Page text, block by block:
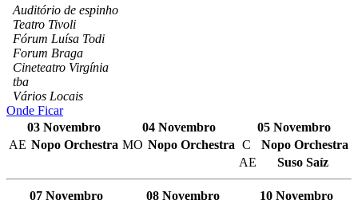
Auditório de espinho
Teatro Tivoli
Fórum Luísa Todi
Forum Braga
Cineteatro Virgínia
tba
Vários Locais
Onde Ficar
03 Novembro
04 Novembro
05 Novembro
AE Nopo Orchestra MO Nopo Orchestra C
Nopo Orchestra
AE
Suso Saíz
07 Novembro 08 Novembro
10 Novembro